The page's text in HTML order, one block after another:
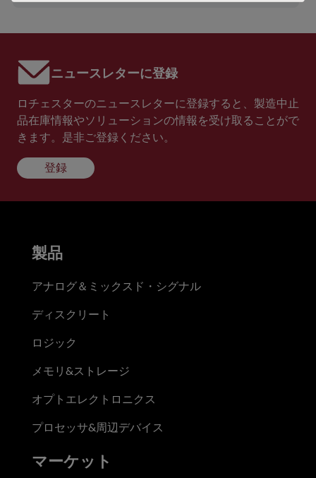
ニュースレターに登録
ロチェスターのニュースレターに登録すると、製造中止
品在庫情報やソリューションの情報を受け取ることがで
きます。是非ご登録ください。
登録
製品
アナログ＆ミックスド・シグナル
ディスクリート
ロジック
メモリ&ストレージ
オプトエレクトロニクス
プロセッサ&周辺デバイス
マーケット